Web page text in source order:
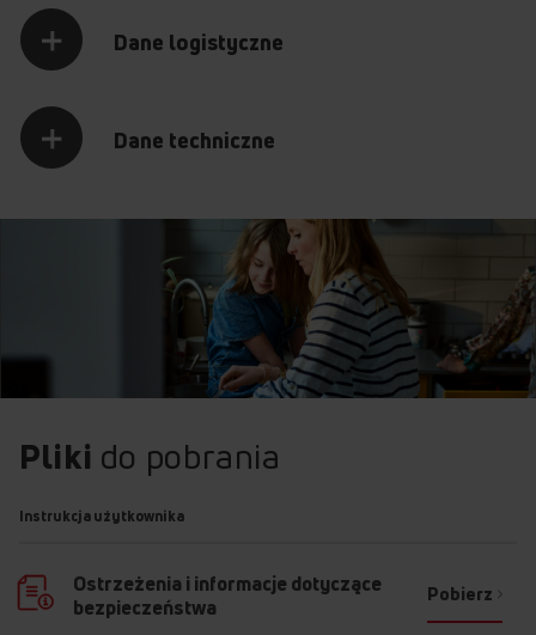
Dane logistyczne
Dane techniczne
Pliki do pobrania
Instrukcja użytkownika
Ostrzeżenia i informacje dotyczące
bezpieczeństwa
Pobierz